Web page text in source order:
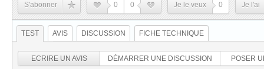
S'abonner 0 0 Je le veux 0 Je l'ai
TEST AVIS DISCUSSION FICHE TECHNIQUE
ECRIRE UN AVIS DÉMARRER UNE DISCUSSION POSER